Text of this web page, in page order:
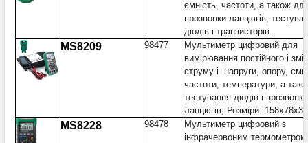
ємність, частоти, а також
прозвонки ланцюгів,
діодів і транзисторів.
MS8209 98477
Мультиметр цифровий для
вимірювання постійного і
струму і напруги, опору,
частоти, температури, а
тестування діодів і прозвонки
ланцюгів; Розміри:
MS8228 98478
Мультиметр цифровий з
інфрачервоним